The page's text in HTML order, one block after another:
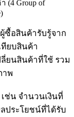
ซื้อสินค้ารับรู้จาก
ทียบสินค้า
ยนสินค้าที่ใช้ รวม
าพ
เช่น จำนวนเงินที่
ประโยชน์ที่ได้รับ